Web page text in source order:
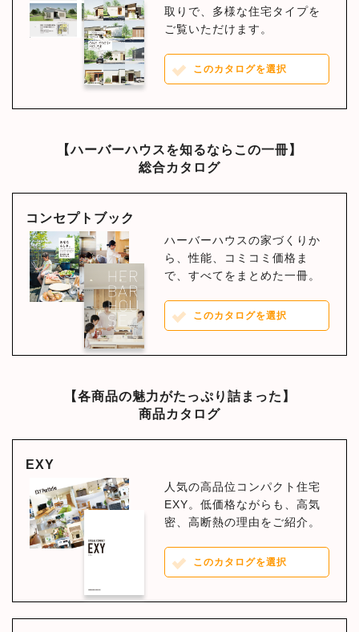
取りで、多様な住宅タイプを
ご覧いただけます。
このカタログを選択
【ハーバーハウスを知るならこの一冊】
総合カタログ
コンセプトブック
ハーバーハウスの家づくりか
ら、性能、コミコミ価格ま
で、すべてをまとめた一冊。
このカタログを選択
【各商品の魅力がたっぷり詰まった】
商品カタログ
EXY
人気の高品位コンパクト住宅
EXY。低価格ながらも、高気
密、高断熱の理由をご紹介。
このカタログを選択